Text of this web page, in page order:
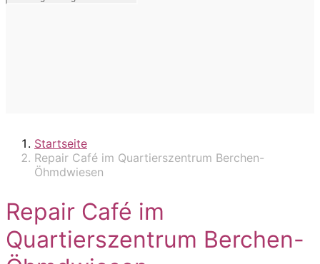
Startseite
Repair Café im Quartierszentrum Berchen-
Öhmdwiesen
Repair Café im
Quartierszentrum Berchen-